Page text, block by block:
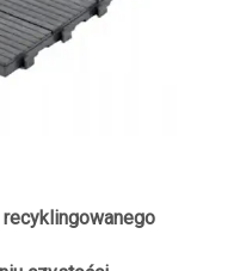
recyklingowanego